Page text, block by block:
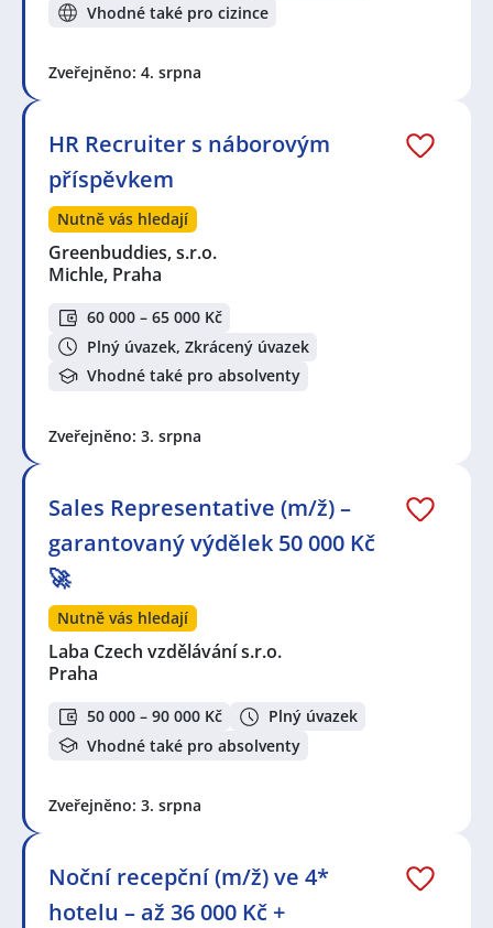
Vhodné také pro cizince
Zveřejněno: 4. srpna
HR Recruiter s náborovým
příspěvkem
Nutně vás hledají
Greenbuddies, s.r.o.
Michle, Praha
60 000 – 65 000 Kč
Plný úvazek, Zkrácený úvazek
Vhodné také pro absolventy
Zveřejněno: 3. srpna
Sales Representative (m/ž) –
garantovaný výdělek 50 000 Kč
🚀
Nutně vás hledají
Laba Czech vzdělávání s.r.o.
Praha
50 000 – 90 000 Kč
Plný úvazek
Vhodné také pro absolventy
Zveřejněno: 3. srpna
Noční recepční (m/ž) ve 4*
hotelu – až 36 000 Kč +